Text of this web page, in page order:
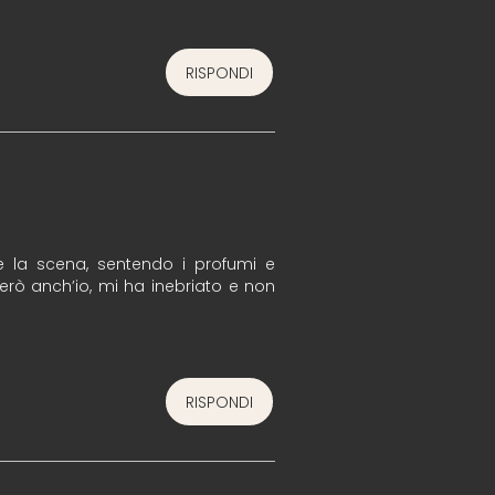
RISPONDI
la scena, sentendo i profumi e
anch’io, mi ha inebriato e non
RISPONDI